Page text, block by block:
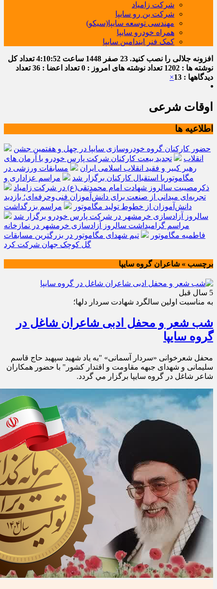
شرکت زامیاد
شرکت بن رو سایپا
مهندسی توسعه سایپا(سیکو)
همراه خودرو سایپا
کمک فنر ایندامین سایپا
افزونه جلالی را نصب کنید. 23 صفر 1448 ساعت 4:10:53تعداد کل
نوشته ها : 1202
تعداد نوشته های امروز : 0 تعداد اعضا : 36
تعداد
دیدگاهها : 13
×
اوقات شرعی
اطلاعیه ها
حضور کارکنان گروه خودروسازی سایپا در چهل و هفتمین جشن
انقلاب
تجدید بیعت کارکنان شرکت پارس خودرو با آرمان های
رهبر کبیر و فقید انقلاب اسلامی ایران
مسابقات ورزشی در
مگاموتوربا استقبال کارکنان برگزار شد
مراسم عزاداری و
ذکرمصیبت سالروز شهادت امام محمدتقی(ع) در شرکت زامیاد
تجربه‌ای میدانی از صنعت برای دانش‌آموزان فنی‌وحرفه‌ای؛ بازدید
دانش‌آموزان از خطوط تولید مگاموتور
مراسم بزرگداشت
سالروز آزادسازی خرمشهر در شرکت پارس خودرو برگزار شد
مراسم گرامیداشت سالروز آزادسازی خرمشهر در نمازخانه
فاطمیه مگاموتور
تیم شهدای مگاموتور در بزرگترین مسابقات
گل کوچک جهان شرکت کرد
برچسب » شاعران گروه سايپا
5 سال قبل
به مناسبت اولين سالگرد شهادت سردار دلها؛
شب شعر و محفل ادبی شاعران شاغل در
گروه سایپا
محفل شعرخوانی «سردار آسمانی» "به یاد شهید سپهبد حاج قاسم
سلیمانی و شهدای جبهه مقاومت و اقتدار کشور" با حضور همکاران
شاعر شاغل در گروه سایپا برگزار مي گردد.